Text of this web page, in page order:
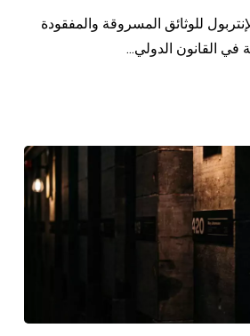
للوثائق المسروقة والمفقودة